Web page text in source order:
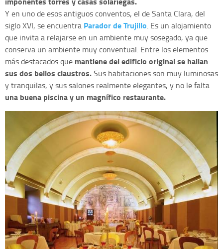
Y en uno de esos antiguos conventos, el de Santa Clara, del
siglo XVI, se encuentra Parador de Trujillo. Es un alojamiento
que invita a relajarse en un ambiente muy sosegado, ya que
conserva un ambiente muy conventual. Entre los elementos
más destacados que mantiene del edificio original se hallan
sus dos bellos claustros.Sus habitaciones son muy luminosas
y tranquilas, y sus salones realmente elegantes, y no le falta
una buena piscina y un magnífico restaurante.